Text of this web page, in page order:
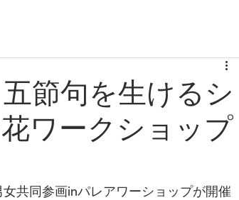
節句を生けるシ
ワークショップ
共同参画inパレアワーショップが開催